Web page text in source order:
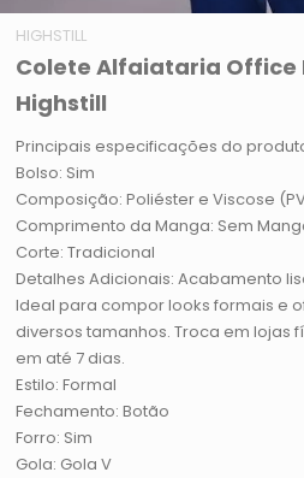
HIGHSTILL
Colete Alfaiataria Office
Highstill
Principais especificações do
Bolso: Sim
Composição: Poliéster e Viscose
Comprimento da Manga: Sem
Corte: Tradicional
Detalhes Adicionais: Acabamento
Ideal para compor looks formais e
diversos tamanhos. Troca em lojas
em até 7 dias.
Estilo: Formal
Fechamento: Botão
Forro: Sim
Gola: Gola V